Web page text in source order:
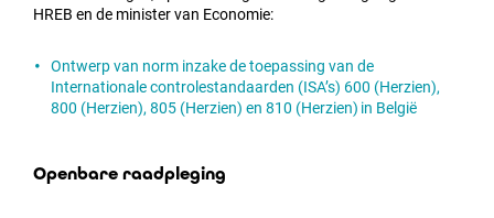
HREB en de minister van Economie:
Ontwerp van norm inzake de toepassing van de
Internationale controlestandaarden (ISA’s) 600 (Herzien),
800 (Herzien), 805 (Herzien) en 810 (Herzien) in België
Openbare raadpleging